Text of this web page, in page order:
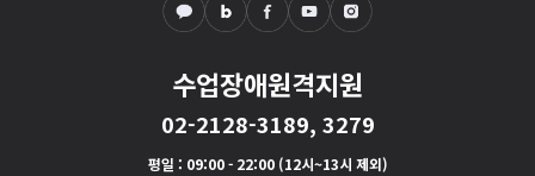
수업장애원격지원
02-2128-3189, 3279
평일 : 09:00 - 22:00 (12시~13시 제외)